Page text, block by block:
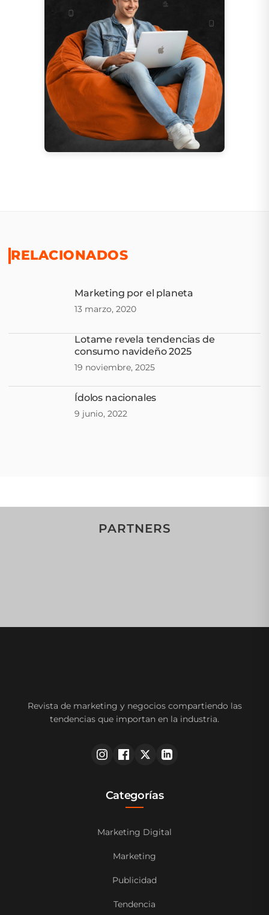
RELACIONADOS
Marketing por el planeta
13 marzo, 2020
Lotame revela tendencias de
consumo navideño 2025
19 noviembre, 2025
Ídolos nacionales
9 junio, 2022
PARTNERS
Revista de marketing y negocios compartiendo las
tendencias que importan en la industria.
Categorías
Marketing Digital
Marketing
Publicidad
Tendencia